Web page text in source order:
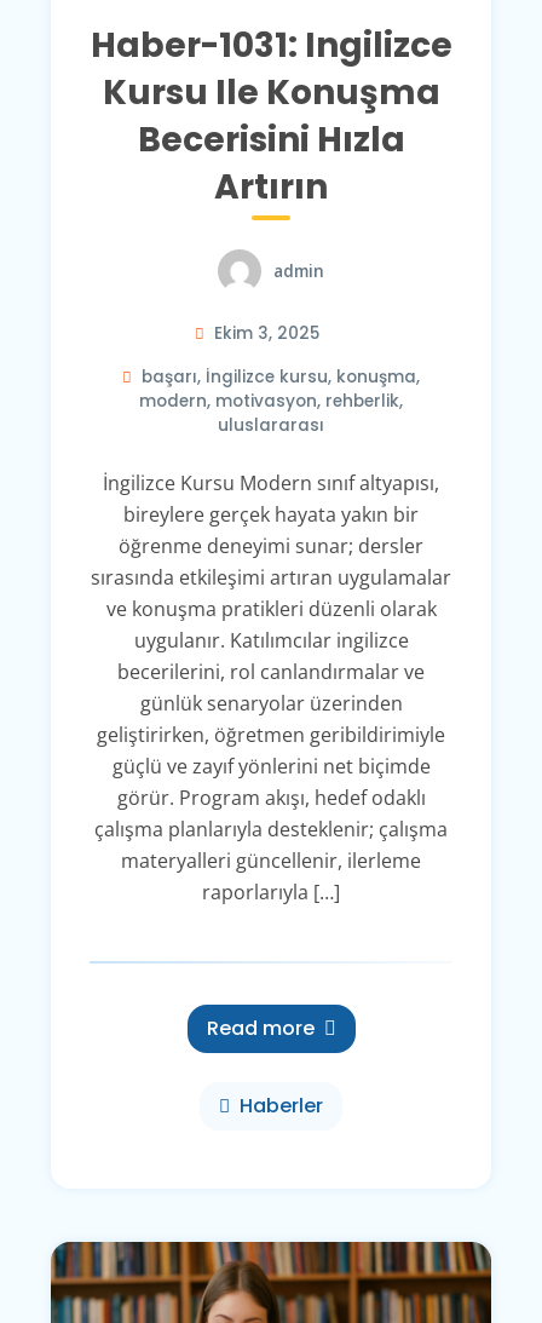
Haber-1031: Ingilizce
Kursu Ile Konuşma
Becerisini Hızla
Artırın
admin
Ekim 3, 2025
başarı, İngilizce kursu, konuşma,
modern, motivasyon, rehberlik,
uluslararası
İngilizce Kursu Modern sınıf altyapısı,
bireylere gerçek hayata yakın bir
öğrenme deneyimi sunar; dersler
sırasında etkileşimi artıran uygulamalar
ve konuşma pratikleri düzenli olarak
uygulanır. Katılımcılar ingilizce
becerilerini, rol canlandırmalar ve
günlük senaryolar üzerinden
geliştirirken, öğretmen geribildirimiyle
güçlü ve zayıf yönlerini net biçimde
görür. Program akışı, hedef odaklı
çalışma planlarıyla desteklenir; çalışma
materyalleri güncellenir, ilerleme
raporlarıyla […]
Read more
Haberler